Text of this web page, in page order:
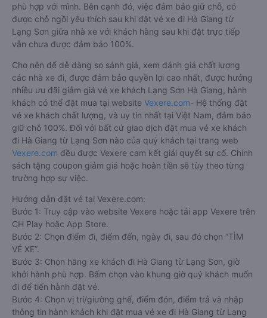
phù hợp với mình. Bên cạnh đó, việc đảm bảo giữ chỗ, có
được chỗ ngồi yêu thích sau khi đặt vé xe đi Hà Giang từ
Lạng Sơn giữa nhà xe với khách hàng sau khi đặt trực tiếp
vẫn chưa được đảm bảo 100%.
Cho nên để dễ dàng so sánh giá, xem đánh giá chất lượng
các nhà xe đi, được đảm bảo quyền lợi cao nhất, được hưởng
nhiều ưu đãi giảm giá vé xe khách Lạng Sơn Hà Giang, hành
khách có thể đặt mua tại website Vexere.com- Hệ thống đặt
vé xe khách chất lượng, và uy tín nhất tại Việt Nam, đảm bảo
giữ chỗ 100%. Đối với bất cứ giao dịch đặt mua vé xe khách
đi Hà Giang từ Lạng Sơn nào của quý khách tại trang web
Vexere.com đều được Vexere cam kết giải quyết sự cố. Chính
sách tặng coupon giảm giá hoặc hoàn tiền sẽ tùy theo từng
trường hợp sự việc.
Hướng dẫn đặt vé tại Vexere.com:
Bước 1: Truy cập vào website Vexere hoặc tải app Vexere trên
CH Play hoặc App Store.
Bước 2: Chọn điểm đi, điểm đến, ngày đi, sau đó chọn “TÌM
VÉ XE”.
Bước 3: Chọn hãng xe khách đi Hà Giang từ Lạng Sơn, giờ
khởi hành phù hợp. Bấm chọn vào khung giờ quý khách muốn
đi để tiến hành đặt vé.
Bước 4: Chọn vị trí/giường ghế, điểm đón, điểm trả và nhập
thông tin hành khách khi đặt mua vé xe đi Hà Giang từ Lạng